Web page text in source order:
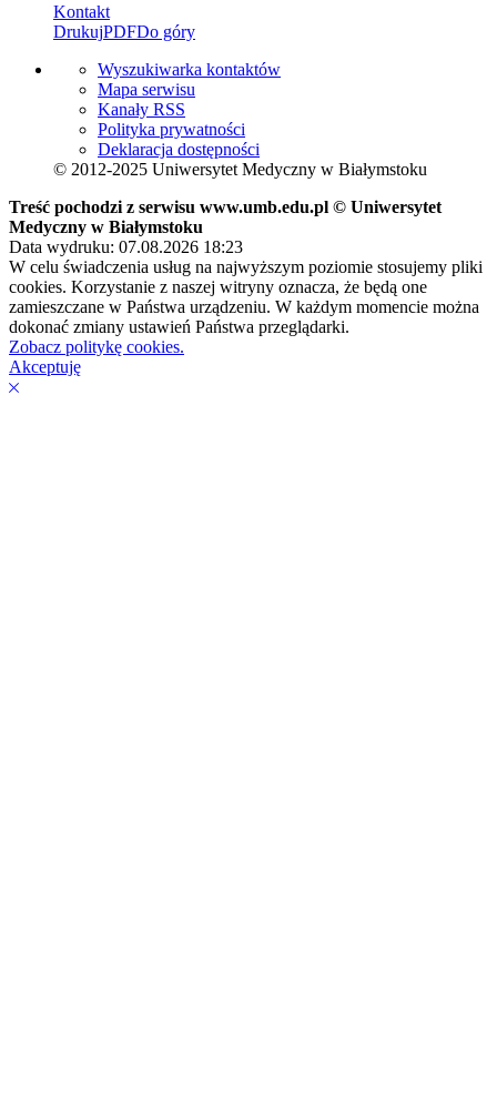
Kontakt
DrukujPDFDo góry
Wyszukiwarka kontaktów
Mapa serwisu
Kanały RSS
Polityka prywatności
Deklaracja dostępności
© 2012-2025 Uniwersytet Medyczny w Białymstoku
Treść pochodzi z serwisu www.umb.edu.pl © Uniwersytet
Medyczny w Białymstoku
Data wydruku: 07.08.2026 18:23
W celu świadczenia usług na najwyższym poziomie stosujemy pliki
cookies. Korzystanie z naszej witryny oznacza, że będą one
zamieszczane w Państwa urządzeniu. W każdym momencie można
dokonać zmiany ustawień Państwa przeglądarki.
Zobacz politykę cookies.
Akceptuję